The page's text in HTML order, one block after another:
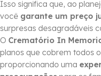
Isso significa que, ao
você garante um preço
surpresas desagradáveis
O Crematório In
planos que cobrem todos
proporcionando uma